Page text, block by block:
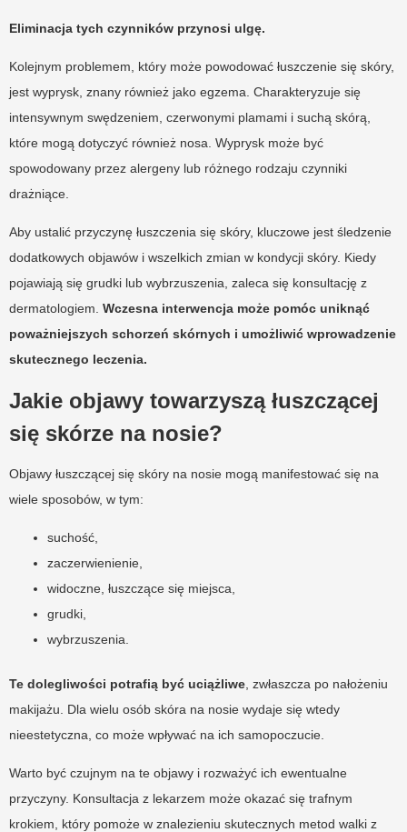
Eliminacja tych czynników przynosi ulgę.
Kolejnym problemem, który może powodować łuszczenie się skóry,
jest wyprysk, znany również jako egzema. Charakteryzuje się
intensywnym swędzeniem, czerwonymi plamami i suchą skórą,
które mogą dotyczyć również nosa. Wyprysk może być
spowodowany przez alergeny lub różnego rodzaju czynniki
drażniące.
Aby ustalić przyczynę łuszczenia się skóry, kluczowe jest śledzenie
dodatkowych objawów i wszelkich zmian w kondycji skóry. Kiedy
pojawiają się grudki lub wybrzuszenia, zaleca się konsultację z
dermatologiem. Wczesna interwencja może pomóc uniknąć
poważniejszych schorzeń skórnych i umożliwić wprowadzenie
skutecznego leczenia.
Jakie objawy towarzyszą łuszczącej
się skórze na nosie?
Objawy łuszczącej się skóry na nosie mogą manifestować się na
wiele sposobów, w tym:
suchość,
zaczerwienienie,
widoczne, łuszczące się miejsca,
grudki,
wybrzuszenia.
Te dolegliwości potrafią być uciążliwe , zwłaszcza po nałożeniu
makijażu. Dla wielu osób skóra na nosie wydaje się wtedy
nieestetyczna, co może wpływać na ich samopoczucie.
Warto być czujnym na te objawy i rozważyć ich ewentualne
przyczyny. Konsultacja z lekarzem może okazać się trafnym
krokiem, który pomoże w znalezieniu skutecznych metod walki z